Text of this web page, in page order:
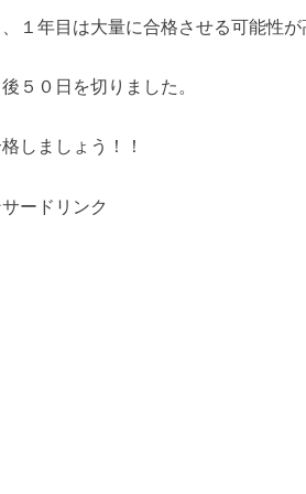
１年目は大量に合格させる可能性が
５０日を切りました。
しましょう！！
ードリンク